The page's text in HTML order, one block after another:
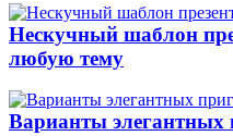
Нескучный шаблон
любую тему
Варианты элегантных